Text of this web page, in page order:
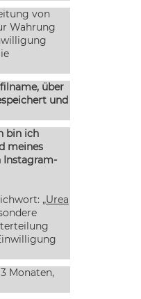
von
Wahrung
über
und
bin ich
meines
Instagram-
„Urea
Monaten,